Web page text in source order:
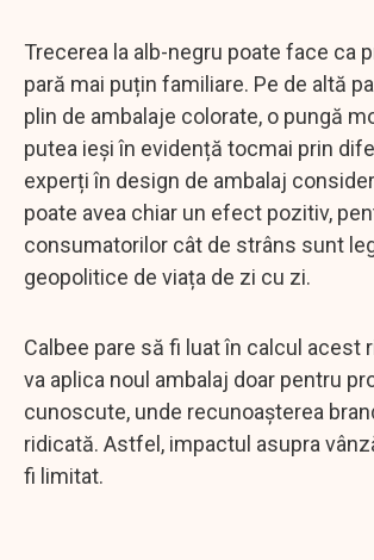
Trecerea la alb-negru poate face ca
pară mai puțin familiare. Pe de altă
plin de ambalaje colorate, o pungă
putea ieși în evidență tocmai prin
experți în design de ambalaj
poate avea chiar un efect pozitiv,
consumatorilor cât de strâns sunt
geopolitice de viața de zi cu zi.
Calbee pare să fi luat în calcul acest
va aplica noul ambalaj doar pentru
cunoscute, unde recunoașterea
ridicată. Astfel, impactul asupra
fi limitat.